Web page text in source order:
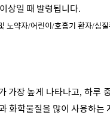
이상일 때 발령됩니다.
노약자/어린이/호흡기 환자/심
가장 높게 나타나고,하루
화학물질을 많이 사용하는